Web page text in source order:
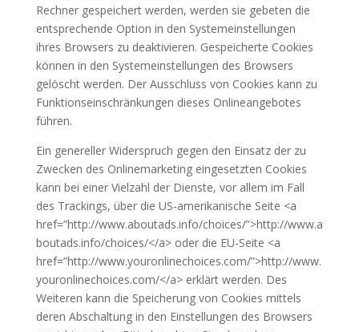
Rechner gespeichert werden, werden sie gebeten die
entsprechende Option in den Systemeinstellungen
ihres Browsers zu deaktivieren. Gespeicherte Cookies
können in den Systemeinstellungen des Browsers
gelöscht werden. Der Ausschluss von Cookies kann zu
Funktionseinschränkungen dieses Onlineangebotes
führen.
Ein genereller Widerspruch gegen den Einsatz der zu
Zwecken des Onlinemarketing eingesetzten Cookies
kann bei einer Vielzahl der Dienste, vor allem im Fall
des Trackings, über die US-amerikanische Seite <a
href=”http://www.aboutads.info/choices/”>http://www.a
boutads.info/choices/</a> oder die EU-Seite <a
href=”http://www.youronlinechoices.com/”>http://www.
youronlinechoices.com/</a> erklärt werden. Des
Weiteren kann die Speicherung von Cookies mittels
deren Abschaltung in den Einstellungen des Browsers